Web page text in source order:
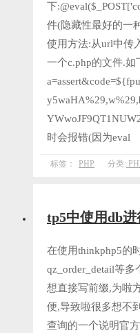
下
件(隐藏性最好的一
使用方法:从url中传
一个c.php的文件.如
时会报错(因为eval
标签： PHP 分类:
tp5中使用db
在使用thinkphp5的
qz_order_detail等
想直接写前缀,为啦
便,导致啦很多想不
查询的一个说明官